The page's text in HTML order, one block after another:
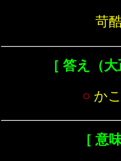
苛
［ 答え（大
○ か
［ 意